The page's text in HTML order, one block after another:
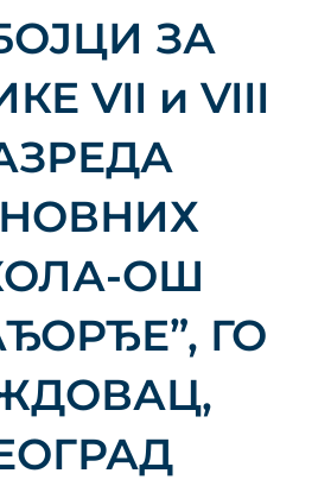
ЗА
VII и VIII
ОШ
ГО